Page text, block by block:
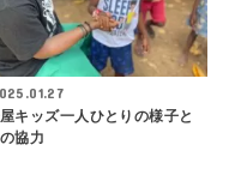
キッズ一人ひとりの様子と
協力